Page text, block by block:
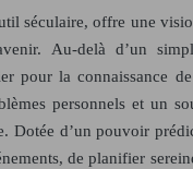
séculaire, offre une
Au-delà d’un
pour la connaissance
personnels et un
Dotée d’un pouvoir
de planifier